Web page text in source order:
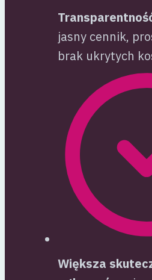
jasny cennik,
brak ukrytych
Większa